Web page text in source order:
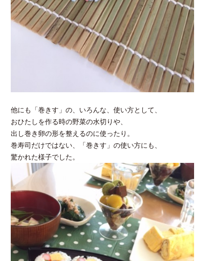
他にも「巻きす」の、いろんな、使い方として、
おひたしを作る時の野菜の水切りや、
出し巻き卵の形を整えるのに使ったり。
巻寿司だけではない、「巻きす」の使い方にも、
驚かれた様子でした。